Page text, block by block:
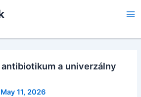
a univerzálny
May 11, 2026